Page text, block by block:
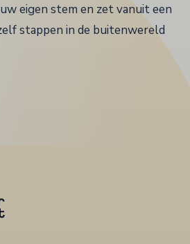
eigen stem en zet vanuit een
stappen in de buitenwereld